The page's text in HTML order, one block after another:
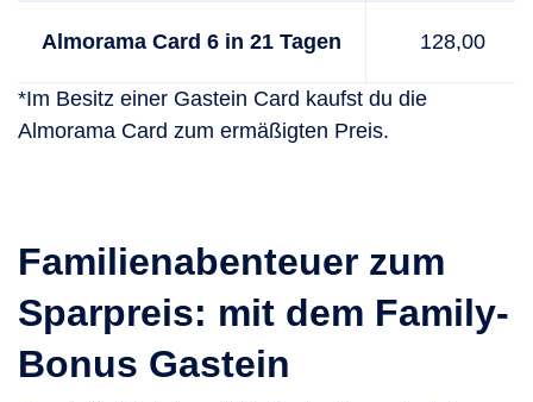
Almorama Card 6 in 21 Tagen 128,00
*Im Besitz einer Gastein Card kaufst du die
Almorama Card zum ermäßigten Preis.
Familienabenteuer zum
Sparpreis: mit dem Family-
Bonus Gastein